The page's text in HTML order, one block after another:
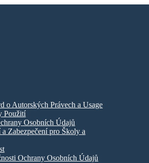
o Autorských Právech a Usage
Použití
Osobních Údajů
Zabezpečení pro Školy a
Ochrany Osobních Údajů